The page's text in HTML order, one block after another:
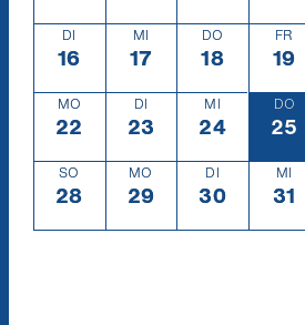
DI
Dienstag
16.12.
16
MI
Mittwoch
17.12.
17
DO
Donnerstag
18.12.
18
FR
19
MO
Montag
22.12.
22
DI
Dienstag
23.12.
23
MI
Mittwoch
24.12.
24
DO
25
SO
Sonntag
28.12.
28
MO
Montag
29.12.
29
DI
Dienstag
30.12.
30
MI
31